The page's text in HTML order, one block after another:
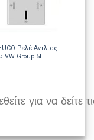
Ρελέ Αντλίας
VW Group 5EΠ
για να δείτε